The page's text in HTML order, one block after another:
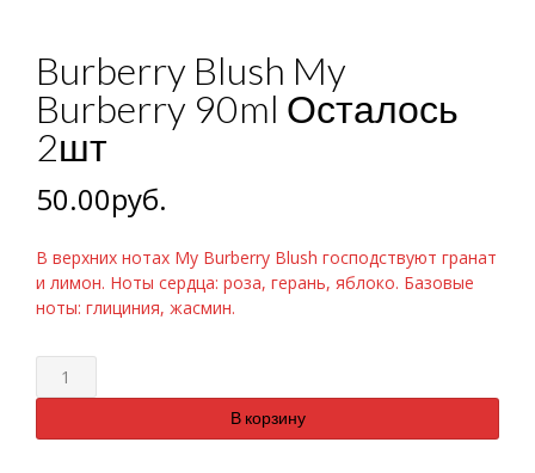
Burberry Blush My
Burberry 90ml Осталось
2шт
50.00руб.
В верхних нотах My Burberry Blush господствуют гранат
и лимон. Ноты сердца: роза, герань, яблоко. Базовые
ноты: глициния, жасмин.
Количество
В корзину